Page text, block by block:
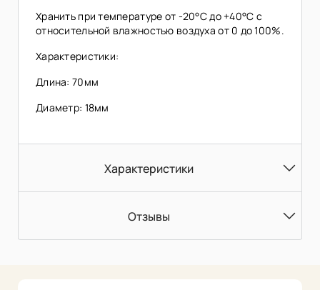
Хранить при температуре от -20°C до +40°C с
относительной влажностью воздуха от 0 до 100%.
Характеристики:
Длина: 70мм
Диаметр: 18мм
Характеристики
Отзывы